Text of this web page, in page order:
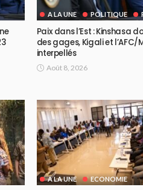
A LA UNE POLITIQUE
Paix dans l’Est : Kinshasa
des gages, Kigali et l’AFC/
interpellés
Août 8, 2026
A LA UNE ECONOMIE